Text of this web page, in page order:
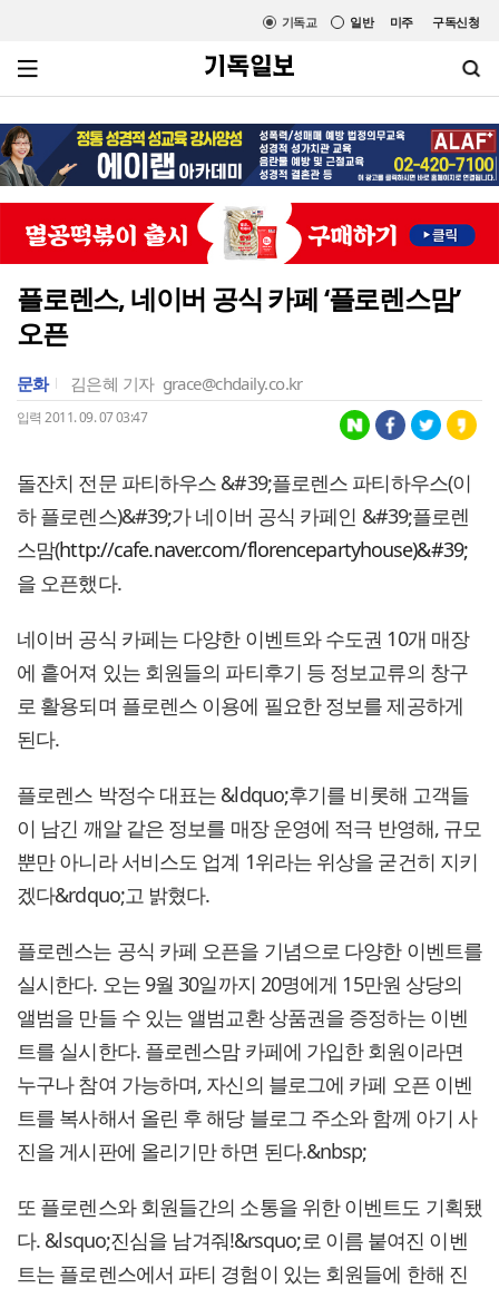
미주 구독신청
일반
기독교
플로렌스, 네이버 공식 카페 ‘플로렌스맘’
오픈
문화 김은혜 기자 grace@chdaily.co.kr
입력 2011. 09. 07 03:47
돌잔치 전문 파티하우스 &#39;플로렌스 파티하우스(이
하 플로렌스)&#39;가 네이버 공식 카페인 &#39;플로렌
스맘(http://cafe.naver.com/florencepartyhouse)&#39;
을 오픈했다.
네이버 공식 카페는 다양한 이벤트와 수도권 10개 매장
에 흩어져 있는 회원들의 파티후기 등 정보교류의 창구
로 활용되며 플로렌스 이용에 필요한 정보를 제공하게
된다.
플로렌스 박정수 대표는 &ldquo;후기를 비롯해 고객들
이 남긴 깨알 같은 정보를 매장 운영에 적극 반영해, 규모
뿐만 아니라 서비스도 업계 1위라는 위상을 굳건히 지키
겠다&rdquo;고 밝혔다.
플로렌스는 공식 카페 오픈을 기념으로 다양한 이벤트를
실시한다. 오는 9월 30일까지 20명에게 15만원 상당의
앨범을 만들 수 있는 앨범교환 상품권을 증정하는 이벤
트를 실시한다. 플로렌스맘 카페에 가입한 회원이라면
누구나 참여 가능하며, 자신의 블로그에 카페 오픈 이벤
트를 복사해서 올린 후 해당 블로그 주소와 함께 아기 사
진을 게시판에 올리기만 하면 된다.&nbsp;
또 플로렌스와 회원들간의 소통을 위한 이벤트도 기획됐
다. &lsquo;진심을 남겨줘!&rsquo;로 이름 붙여진 이벤
트는 플로렌스에서 파티 경험이 있는 회원들에 한해 진